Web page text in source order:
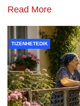
Read More
TIZENHETEDIK